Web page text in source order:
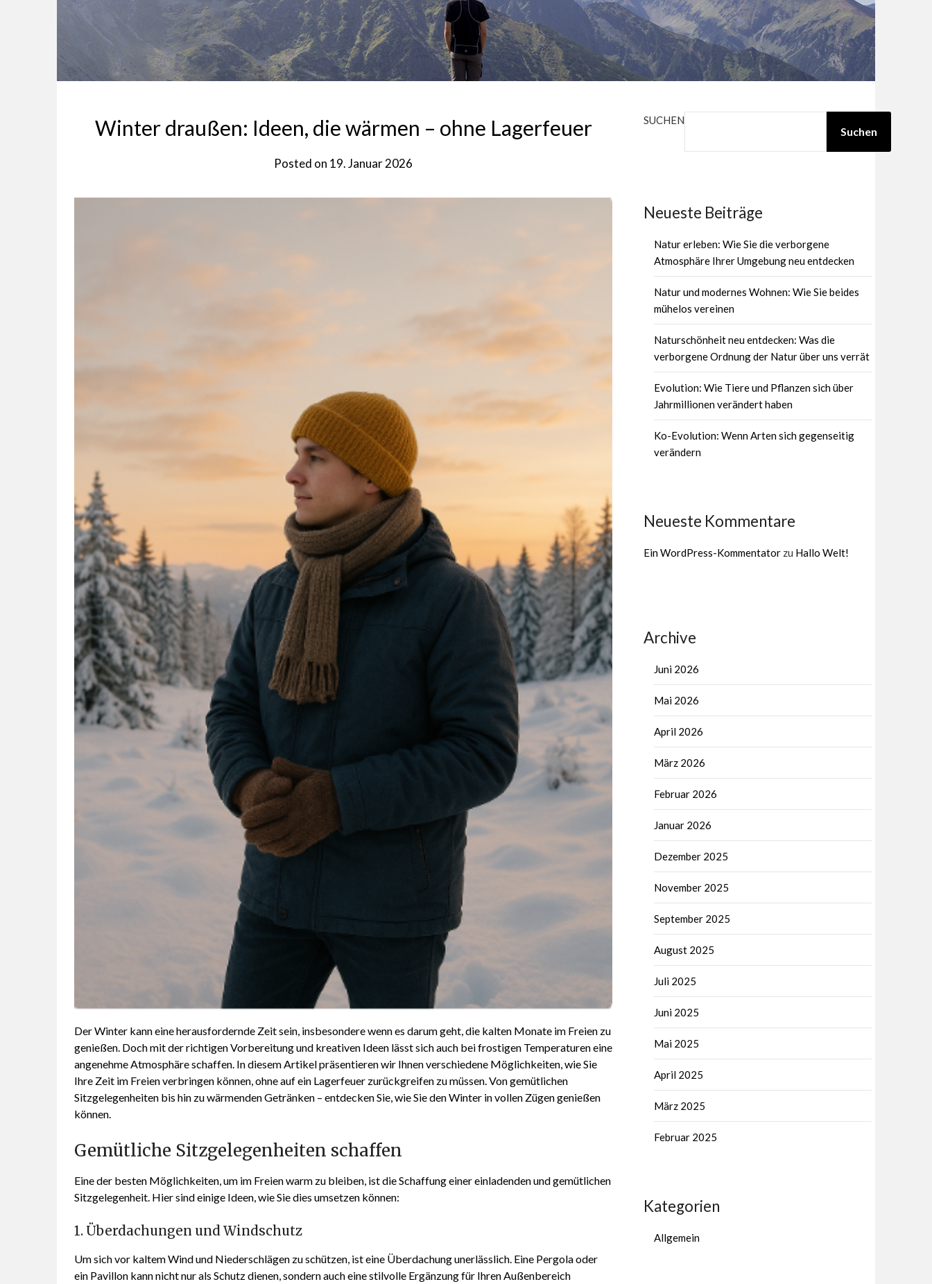
Winter draußen: Ideen, die wärmen – ohne Lagerfeuer
Posted on 19. Januar 2026
Der Winter kann eine herausfordernde Zeit sein, insbesondere wenn es darum geht, die kalten Monate im Freien zu
genießen. Doch mit der richtigen Vorbereitung und kreativen Ideen lässt sich auch bei frostigen Temperaturen eine
angenehme Atmosphäre schaffen. In diesem Artikel präsentieren wir Ihnen verschiedene Möglichkeiten, wie Sie
Ihre Zeit im Freien verbringen können, ohne auf ein Lagerfeuer zurückgreifen zu müssen. Von gemütlichen
Sitzgelegenheiten bis hin zu wärmenden Getränken – entdecken Sie, wie Sie den Winter in vollen Zügen genießen
können.
Gemütliche Sitzgelegenheiten schaffen
Eine der besten Möglichkeiten, um im Freien warm zu bleiben, ist die Schaffung einer einladenden und gemütlichen
Sitzgelegenheit. Hier sind einige Ideen, wie Sie dies umsetzen können:
1. Überdachungen und Windschutz
Um sich vor kaltem Wind und Niederschlägen zu schützen, ist eine Überdachung unerlässlich. Eine Pergola oder
ein Pavillon kann nicht nur als Schutz dienen, sondern auch eine stilvolle Ergänzung für Ihren Außenbereich
SUCHEN
Suchen
Neueste Beiträge
Natur erleben: Wie Sie die verborgene
Atmosphäre Ihrer Umgebung neu entdecken
Natur und modernes Wohnen: Wie Sie beides
mühelos vereinen
Naturschönheit neu entdecken: Was die
verborgene Ordnung der Natur über uns verrät
Evolution: Wie Tiere und Pflanzen sich über
Jahrmillionen verändert haben
Ko-Evolution: Wenn Arten sich gegenseitig
verändern
Neueste Kommentare
Ein WordPress-Kommentator zu Hallo Welt!
Archive
Juni 2026
Mai 2026
April 2026
März 2026
Februar 2026
Januar 2026
Dezember 2025
November 2025
September 2025
August 2025
Juli 2025
Juni 2025
Mai 2025
April 2025
März 2025
Februar 2025
Kategorien
Allgemein